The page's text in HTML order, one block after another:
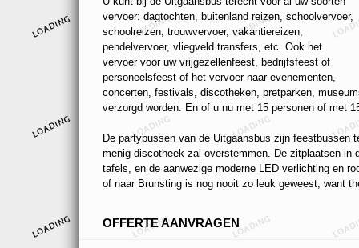
vervoer: dagtochten, buitenland reizen, schoolvervoer,
schoolreizen, trouwvervoer, vakantiereizen,
pendelvervoer, vliegveld transfers, etc. Ook het
vervoer voor uw vrijgezellenfeest, bedrijfsfeest of
personeelsfeest of het vervoer naar evenementen,
concerten, festivals, discotheken, pretparken,
verzorgd worden. En of u nu met 15 personen of met
De partybussen van de Uitgaansbus zijn feestbussen
menig discotheek zal overstemmen. De zitplaatsen
tafels, en de aanwezige moderne LED verlichting en
of naar Brunsting is nog nooit zo leuk geweest, want
OFFERTE AANVRAGEN